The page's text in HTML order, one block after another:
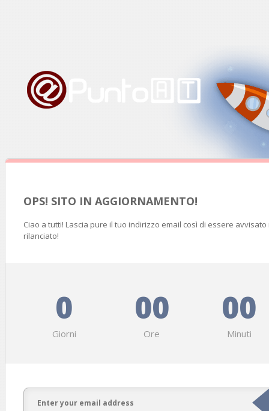
OPS! SITO IN AGGIORNAMENTO!
Ciao a tutti! Lascia pure il tuo indirizzo email così di essere
rilanciato!
0
Giorni
00
Ore
00
Minuti